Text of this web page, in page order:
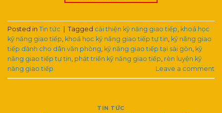
Posted in Tin tức Tagged cải thiện kỹ năng giao tiếp, khoá học
kỹ năng giao tiếp, khoá học kỹ năng giao tiếp tự tin, kỹ năng giao
tiếp dành cho dân văn phòng, kỹ năng giao tiếp tại sài gòn, kỹ
năng giao tiếp tự tin, phát triển kỹ năng giao tiếp, rèn luyện kỹ
năng giao tiếp
Leave a comment
TIN TỨC